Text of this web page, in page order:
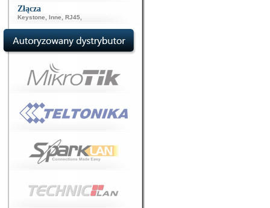
Złącza
Keystone Inne RJ45